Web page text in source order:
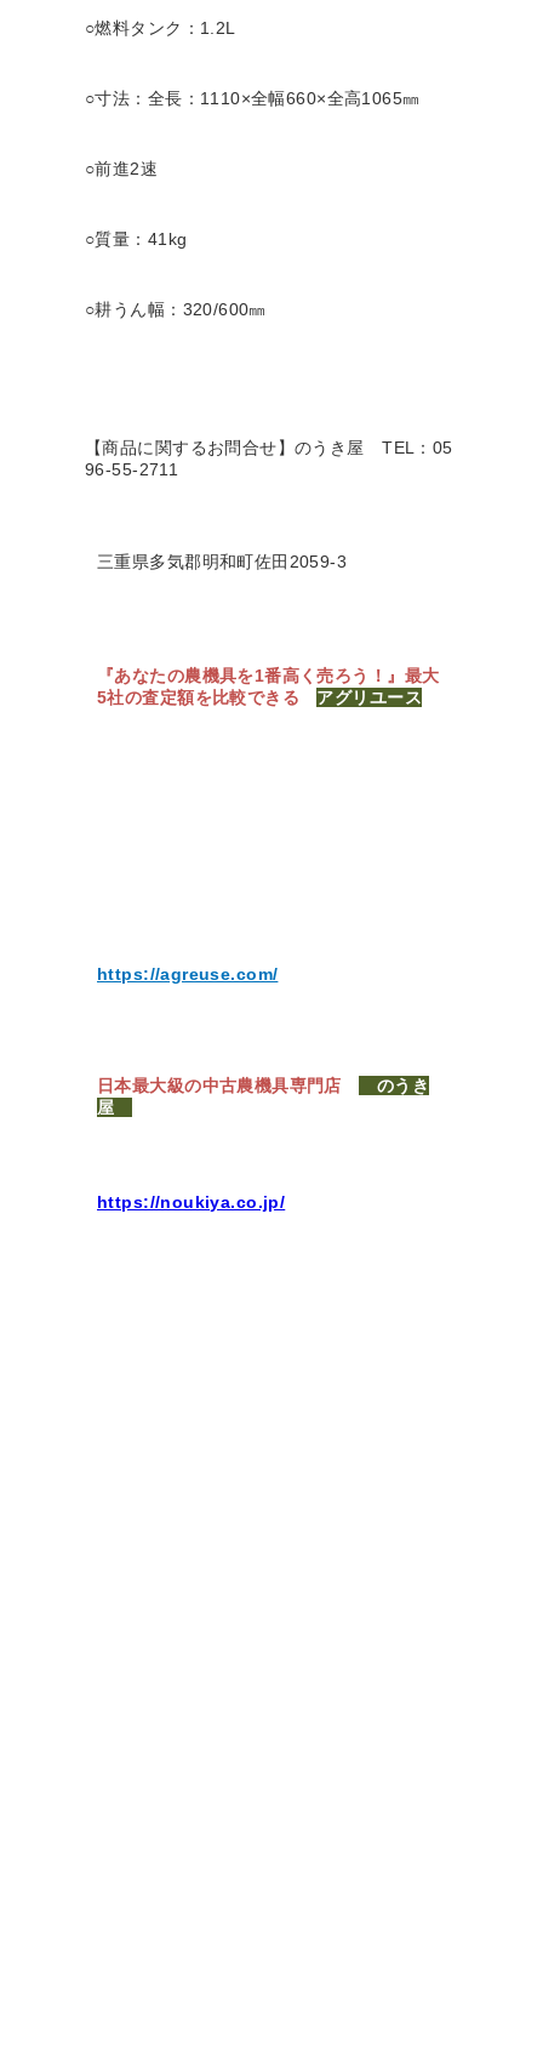
○燃料タンク：1.2L
○寸法：全長：1110×全幅660×全高1065㎜
○前進2速
○質量：41kg
○耕うん幅：320/600㎜
【商品に関するお問合せ】のうき屋TEL：05
96-55-2711
三重県多気郡明和町佐田2059-3
『あなたの農機具を1番高く売ろう！』 最大
5社の査定額を比較できる アグリユース
https://agreuse.com/
日本最大級の中古農機具専門店
のうき
屋
https://noukiya.co.jp/